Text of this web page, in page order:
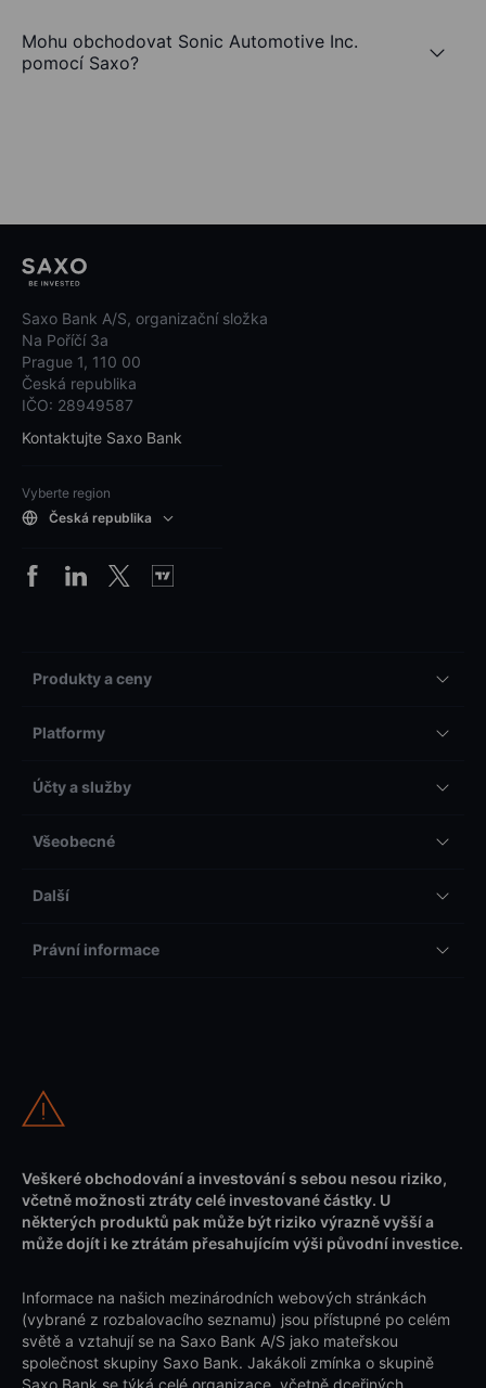
Mohu obchodovat Sonic Automotive Inc.
pomocí Saxo?
Saxo Bank A/S, organizační složka
Na Poříčí 3a
Prague 1, 110 00
Česká republika
IČO: 28949587
Kontaktujte Saxo Bank
Vyberte region
Česká republika
Produkty a ceny
Platformy
Účty a služby
Všeobecné
Další
Právní informace
Veškeré obchodování a investování s sebou nesou riziko,
včetně možnosti ztráty celé investované částky. U
některých produktů pak může být riziko výrazně vyšší a
může dojít i ke ztrátám přesahujícím výši původní investice.
Informace na našich mezinárodních webových stránkách
(vybrané z rozbalovacího seznamu) jsou přístupné po celém
světě a vztahují se na Saxo Bank A/S jako mateřskou
společnost skupiny Saxo Bank. Jakákoli zmínka o skupině